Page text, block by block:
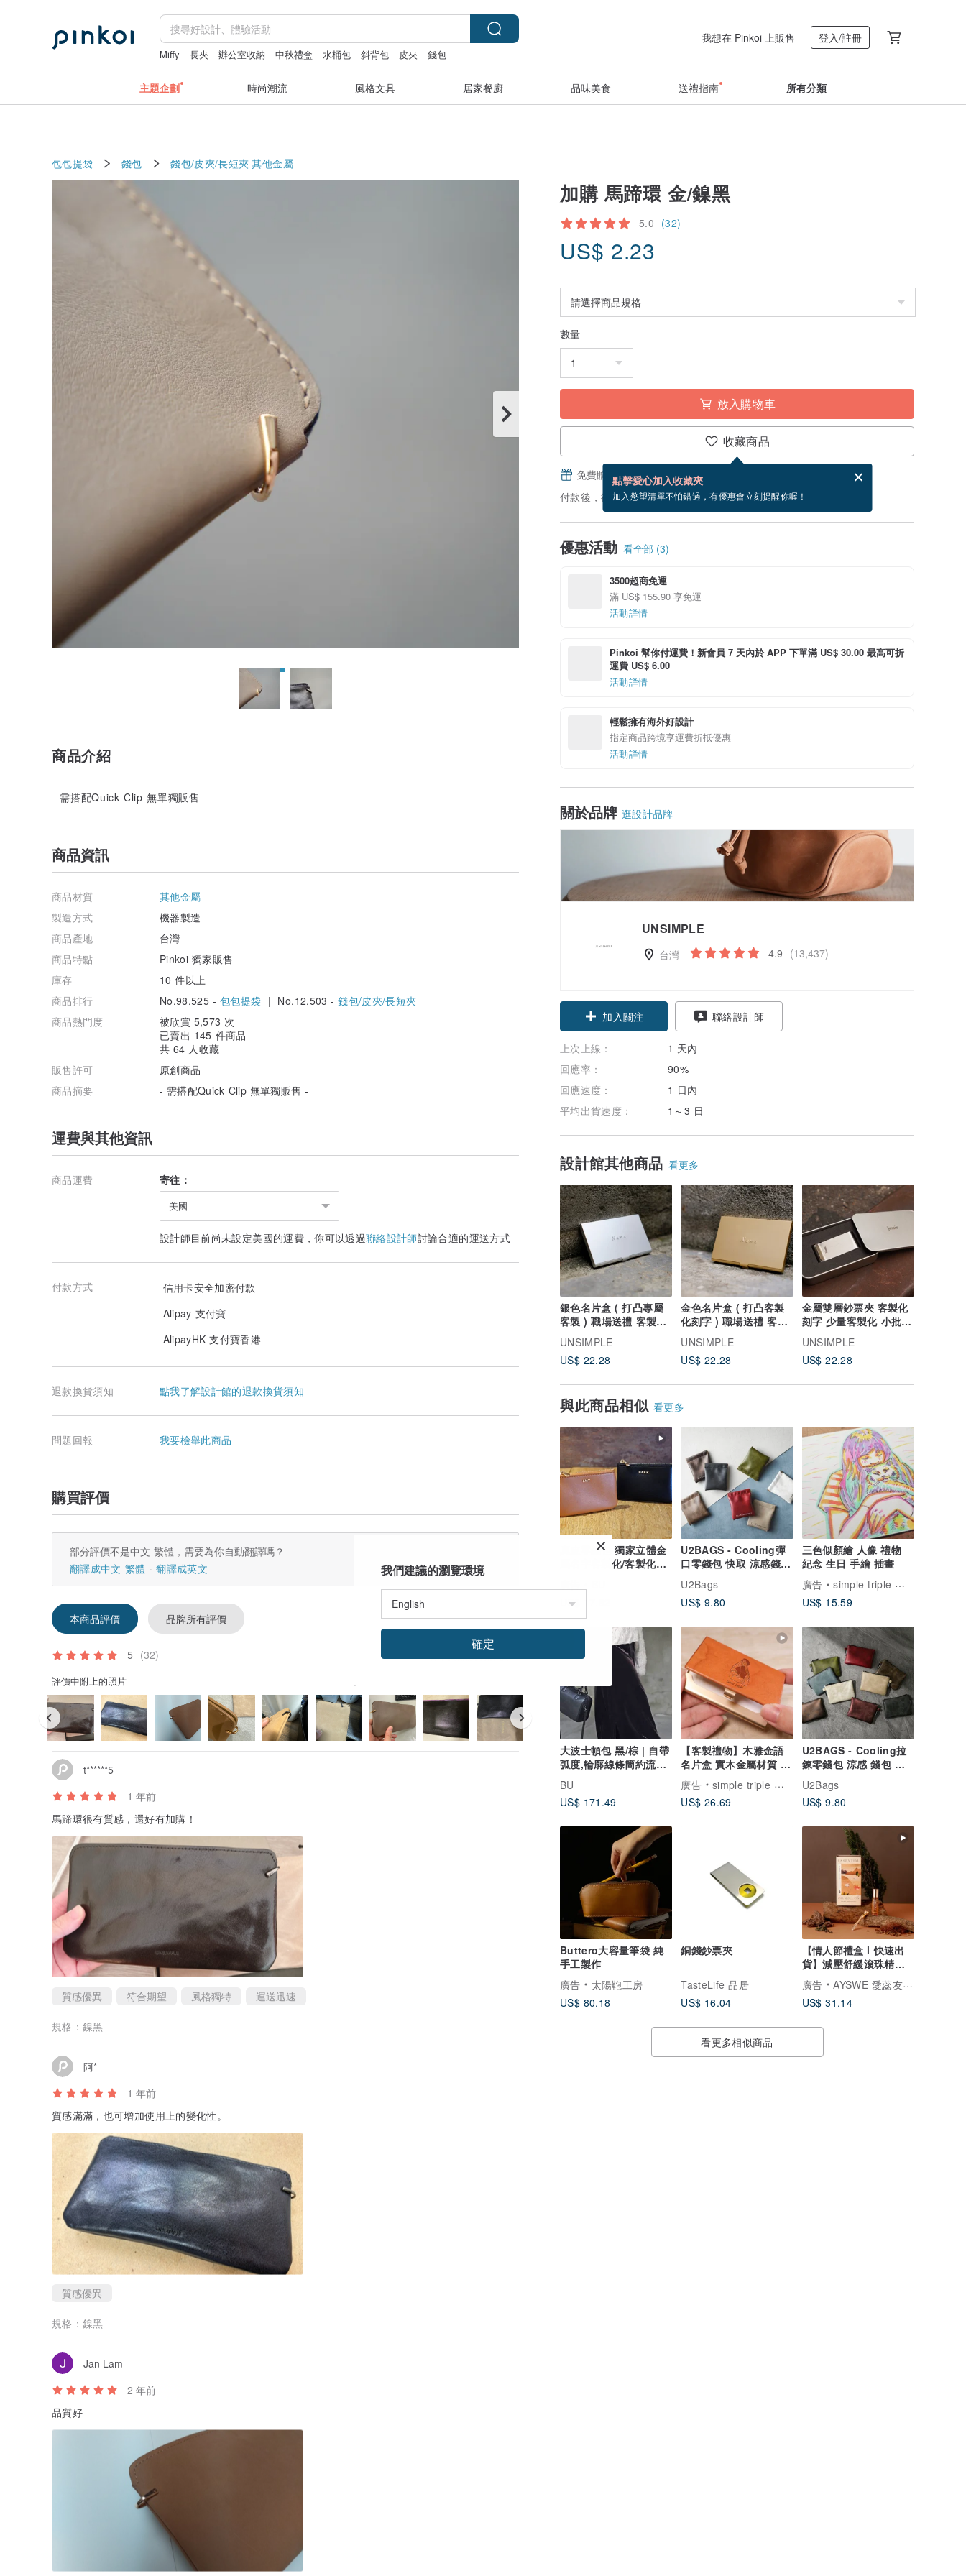
Miffy 長夾 辦公室收納 中秋禮盒 水桶包 斜背包 皮夾 錢包
我想在 Pinkoi 上販售 登入/註冊
主題企劃 時尚潮流 風格文具 居家餐廚 品味美食 送禮指南 所有分類
包包提袋 錢包 錢包/皮夾/長短夾 其他金屬
加購 馬蹄環 金/鎳黑
5.0 (32)
US$ 2.23
數量
放入購物車
收藏商品
點擊愛心加入收藏夾
加入慾望清單不怕錯過，有優惠會立刻提醒你喔！
免費贈送電子賀卡，結帳完成後填寫
付款後，從備貨到寄出商品為 3 個工作天。（不包含假日）
優惠活動 看全部 (3)
3500超商免運
滿 US$ 155.90 享免運
活動詳情
Pinkoi 幫你付運費！新會員 7 天內於 APP 下單滿 US$ 30.00 最高可折
運費 US$ 6.00
活動詳情
輕鬆擁有海外好設計
指定商品跨境享運費折抵優惠
活動詳情
關於品牌 逛設計品牌
UNSIMPLE
台灣 4.9 (13,437)
加入關注 聯絡設計師
上次上線：
1 天內
回應率：
90%
回應速度：
1 日內
平均出貨速度：
1～3 日
設計館其他商品 看更多
銀色名片盒 ( 打凸專屬
客製 ) 職場送禮 客製化
刻字 少量客製化
UNSIMPLE
US$ 22.28
金色名片盒 ( 打凸客製
化刻字 ) 職場送禮 客製
化禮品 少量客製
UNSIMPLE
US$ 22.28
金屬雙層鈔票夾 客製化
刻字 少量客製化 小批量
客製化
UNSIMPLE
US$ 22.28
與此商品相似 看更多
真皮零錢包 獨家立體金
屬名字客製化/客製化鐵
US$ 17.82
U2BAGS - Cooling彈
口零錢包 快取 涼感錢包
U2Bags
US$ 9.80
三色似顏繪 人像 禮物
紀念 生日 手繪 插畫
廣告
simple triple 客製人像插畫
US$ 15.59
大波士頓包 黑/棕 | 自帶
弧度,輪廓線條簡約流暢
BU
US$ 171.49
【客製禮物】木雅金語
名片盒 實木金屬材質 名
片盒 刻字 刻字
廣告
simple triple 客製人像插畫
US$ 26.69
U2BAGS - Cooling拉
鍊零錢包 涼感 錢包 超
U2Bags
US$ 9.80
Buttero大容量筆袋 純
手工製作
廣告
太陽鞄工房
US$ 80.18
銅錢鈔票夾
TasteLife 品居
US$ 16.04
【情人節禮盒 l 快速出
貨】減壓舒緩滾珠精油
附撥提棒 木質調
廣告
AYSWE 愛蕊友肌 - 敏弱肌的純淨保養
US$ 31.14
看更多相似商品
商品介紹
- 需搭配Quick Clip 無單獨販售 -
商品資訊
商品材質
其他金屬
製造方式
機器製造
商品產地
台灣
商品特點
Pinkoi 獨家販售
庫存
10 件以上
商品排行
No.98,525 - 包包提袋 | No.12,503 -錢包/皮夾/長短夾
商品熱門度
被欣賞 5,573 次
已賣出 145 件商品
共 64 人收藏
販售許可
原創商品
商品摘要
- 需搭配Quick Clip 無單獨販售 -
運費與其他資訊
商品運費 寄往：
美國
設計師目前尚未設定美國的運費，你可以透過聯絡設計師討論合適的運送方式
付款方式
信用卡安全加密付款
Alipay 支付寶
AlipayHK 支付寶香港
退款換貨須知 點我了解設計館的退款換貨須知
問題回報 我要檢舉此商品
購買評價
部分評價不是中文-繁體，需要為你自動翻譯嗎？
翻譯成中文-繁體
翻譯成英文
本商品評價 品牌所有評價
5 (32)
評價中附上的照片
t******5
1 年前
馬蹄環很有質感，還好有加購！
質感優異 符合期望 風格獨特 運送迅速
規格：鎳黑
阿*
1 年前
質感滿滿，也可增加使用上的變化性。
質感優異
規格：鎳黑
Jan Lam
2 年前
品質好
我們建議的瀏覽環境
確定